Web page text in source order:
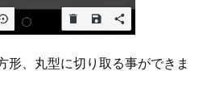
形、丸型に切り取る事ができま